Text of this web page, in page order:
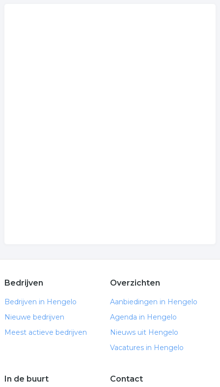
Bedrijven
Bedrijven in Hengelo
Nieuwe bedrijven
Meest actieve bedrijven
Overzichten
Aanbiedingen in Hengelo
Agenda in Hengelo
Nieuws uit Hengelo
Vacatures in Hengelo
In de buurt Contact